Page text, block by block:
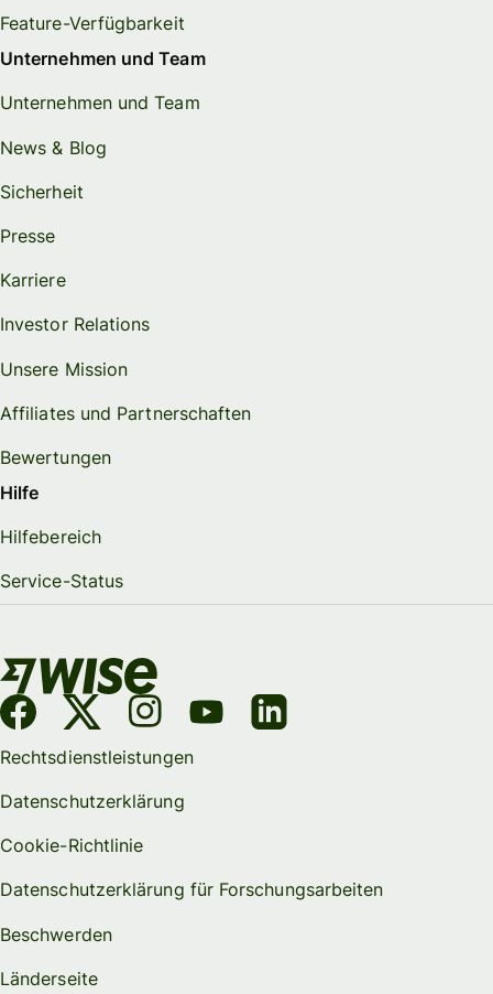
Feature-Verfügbarkeit
Unternehmen und Team
Unternehmen und Team
News & Blog
Sicherheit
Presse
Karriere
Investor Relations
Unsere Mission
Affiliates und Partnerschaften
Bewertungen
Hilfe
Hilfebereich
Service-Status
Rechtsdienstleistungen
Datenschutzerklärung
Cookie-Richtlinie
Datenschutzerklärung für Forschungsarbeiten
Beschwerden
Länderseite